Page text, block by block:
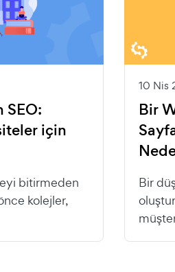
SEO:
için
bitirmeden
kolejler,
10 Nis
Bir
Bir